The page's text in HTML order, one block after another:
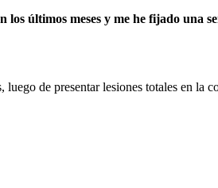
últimos meses y me he fijado una
de presentar lesiones totales en la